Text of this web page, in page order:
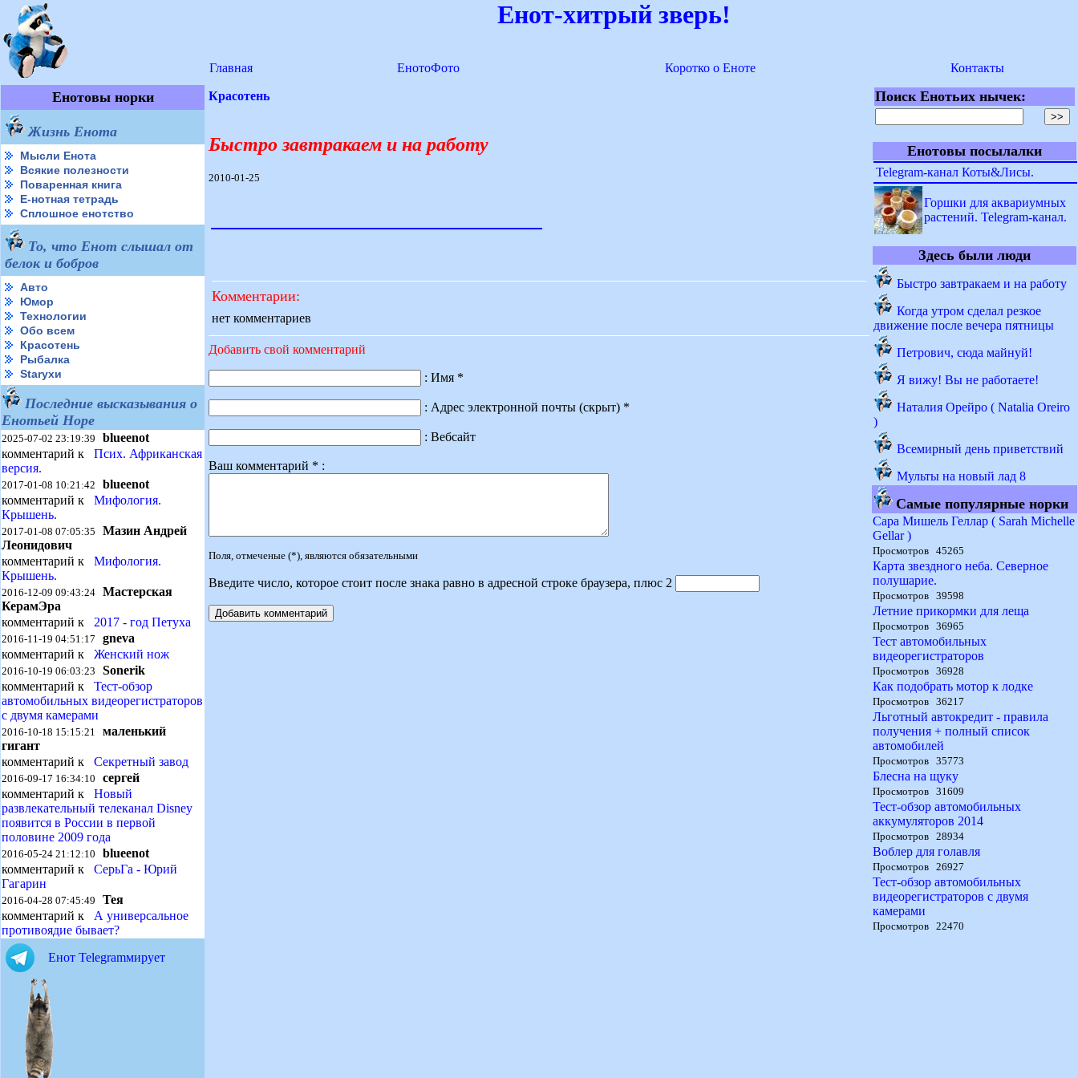
Енот-хитрый зверь!
Главная ЕнотоФото Коротко о Еноте Контакты
Енотовы норки
Жизнь Енота
Мысли Енота
Всякие полезности
Поваренная книга
Е-нотная тетрадь
Сплошное енотство
То, что Енот слышал от
белок и бобров
Авто
Юмор
Технологии
Обо всем
Красотень
Рыбалка
Starухи
Последние высказывания о
Енотьей Норе
2025-07-02 23:19:39 blueenot
комментарий к Псих. Африканская
версия.
2017-01-08 10:21:42 blueenot
комментарий к Мифология.
Крышень.
2017-01-08 07:05:35 Мазин Андрей
Леонидович
комментарий к Мифология.
Крышень.
2016-12-09 09:43:24 Мастерская
КерамЭра
комментарий к 2017 - год Петуха
2016-11-19 04:51:17 gneva
комментарий к Женский нож
2016-10-19 06:03:23 Sonerik
комментарий к Тест-обзор
автомобильных видеорегистраторов
с двумя камерами
2016-10-18 15:15:21 маленький
гигант
комментарий к Секретный завод
2016-09-17 16:34:10 сергей
комментарий к Новый
развлекательный телеканал Disney
появится в России в первой
половине 2009 года
2016-05-24 21:12:10 blueenot
комментарий к СерьГа - Юрий
Гагарин
2016-04-28 07:45:49 Тея
комментарий к А универсальное
противоядие бывает?
Енот Telegramмирует
Красотень
Быстро завтракаем и на работу
2010-01-25
Комментарии:
нет комментариев
Добавить свой комментарий
: Имя *
: Адрес электронной почты (скрыт) *
: Вебсайт
Ваш комментарий * :
Поля, отмеченые (*), являются обязательными
Введите число, которое стоит после знака равно в адресной строке браузера, плюс 2
Поиск Енотьих нычек:
Енотовы посылалки
Telegram-канал Коты&Лисы.
Горшки для аквариумных
растений. Telegram-канал.
Здесь были люди
Быстро завтракаем и на работу
Когда утром сделал резкое
движение после вечера пятницы
Петрович, сюда майнуй!
Я вижу! Вы не работаете!
Наталия Орейро ( Natalia Oreiro
)
Всемирный день приветствий
Мульты на новый лад 8
Самые популярные норки
Сара Мишель Геллар ( Sarah Michelle
Gellar )
Просмотров 45265
Карта звездного неба. Северное
полушарие.
Просмотров 39598
Летние прикормки для леща
Просмотров 36965
Тест автомобильных
видеорегистраторов
Просмотров 36928
Как подобрать мотор к лодке
Просмотров 36217
Льготный автокредит - правила
получения + полный список
автомобилей
Просмотров 35773
Блесна на щуку
Просмотров 31609
Тест-обзор автомобильных
аккумуляторов 2014
Просмотров 28934
Воблер для голавля
Просмотров 26927
Тест-обзор автомобильных
видеорегистраторов с двумя
камерами
Просмотров 22470